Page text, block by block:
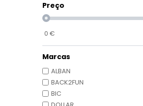
Preço
0 €
Marcas
ALBAN
BACK2FUN
BIC